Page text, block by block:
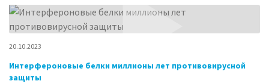
20.10.2023
Интерфероновые белки миллионы лет противовирусной
защиты